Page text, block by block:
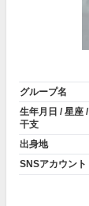
グループ名
生年月日 / 星座 /
干支
出身地
SNSアカウント